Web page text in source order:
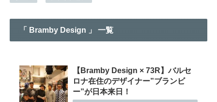
「 Bramby Design 」 一覧
【Bramby Design × 73R】バルセ
ロナ在住のデザイナー”ブランビ
ー”が日本来日！